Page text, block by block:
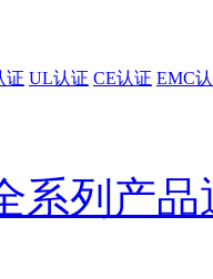
证 UL认证 CE认证 EMC
系列产